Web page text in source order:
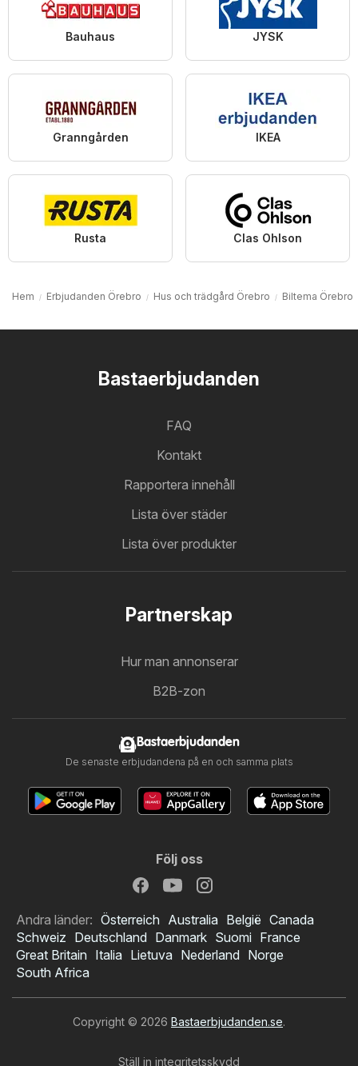
Bauhaus JYSK
Granngården IKEA
Rusta Clas Ohlson
Hem Erbjudanden Örebro Hus och trädgård Örebro Biltema Örebro
Bastaerbjudanden
FAQ
Kontakt
Rapportera innehåll
Lista över städer
Lista över produkter
Partnerskap
Hur man annonserar
B2B-zon
Bastaerbjudanden
De senaste erbjudandena på en och samma plats
Följ oss
Andra länder: Österreich Australia België Canada
Schweiz Deutschland Danmark Suomi France
Great Britain Italia Lietuva Nederland Norge
South Africa
Copyright © 2026 Bastaerbjudanden.se.
Ställ in integritetsskydd